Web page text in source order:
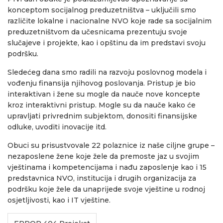
konceptom socijalnog preduzetništva – uključili smo
različite lokalne i nacionalne NVO koje rade sa socijalnim
preduzetništvom da učesnicama prezentuju svoje
slučajeve i projekte, kao i opštinu da im predstavi svoju
podršku.
Sledećeg dana smo radili na razvoju poslovnog modela i
vođenju finansija njihovog poslovanja. Pristup je bio
interaktivan i žene su mogle da nauče nove koncepte
kroz interaktivni pristup. Mogle su da nauče kako će
upravljati privrednim subjektom, donositi finansijske
odluke, uvoditi inovacije itd.
Obuci su prisustvovale 22 polaznice iz naše ciljne grupe –
nezaposlene žene koje žele da premoste jaz u svojim
vještinama i kompetencijama i nađu zaposlenje kao i 15
predstavnica NVO, institucija i drugih organizacija za
podršku koje žele da unaprijede svoje vještine u rodnoj
osjetljivosti, kao i IT vještine.